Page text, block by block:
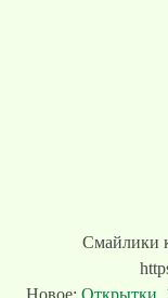
Смайлики
Новое: Открытки.